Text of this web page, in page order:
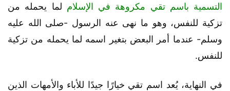
التسمية باسم تقي مكروهة في الإسلام لما يحمله من
تزكية للنفس، وهو ما نهى عنه الرسول -صلى الله عليه
وسلم- عندما أمر البعض بتغير اسمه لما يحمله من تزكية
للنفس.
في النهاية، يُعد اسم تقي خيارًا جيدًا للأباء والأمهات الذين